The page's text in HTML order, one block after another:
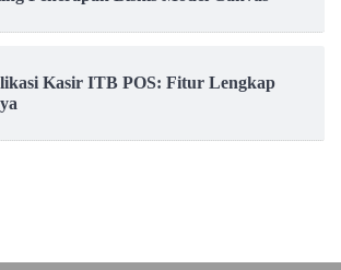
Kasir ITB POS: Fitur Lengkap